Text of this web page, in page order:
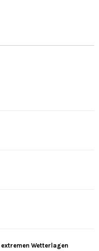
Wetterlagen